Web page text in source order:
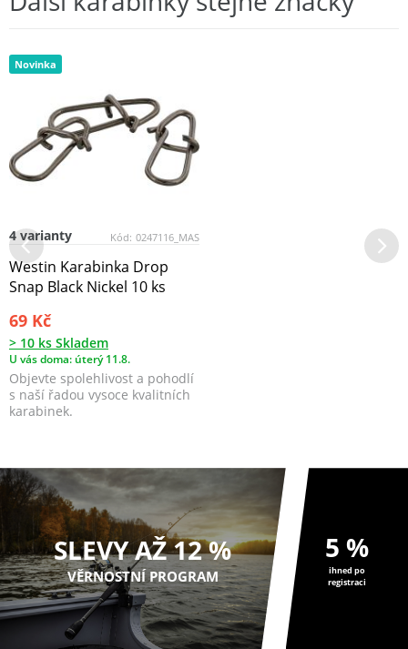
Novinka
Kód: 0247116_MAS
4 varianty
Westin Karabinka Drop
Snap Black Nickel 10 ks
69 Kč
> 10 ks Skladem
U vás doma: úterý 11.8.
Objevte spolehlivost a pohodlí
s naší řadou vysoce kvalitních
karabinek.
SLEVY AŽ 12 %
VĚRNOSTNÍ PROGRAM
5 %
ihned po
registraci